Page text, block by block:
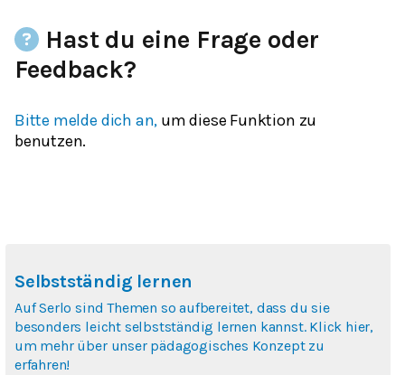
Hast du eine Frage oder
Feedback?
Bitte melde dich an, um diese Funktion zu
benutzen.
Selbstständig lernen
Auf Serlo sind Themen so aufbereitet, dass du sie
besonders leicht selbstständig lernen kannst. Klick hier,
um mehr über unser pädagogisches Konzept zu
erfahren!